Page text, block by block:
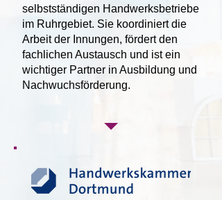
selbstständigen Handwerksbetriebe
im Ruhrgebiet. Sie koordiniert die
Arbeit der Innungen, fördert den
fachlichen Austausch und ist ein
wichtiger Partner in Ausbildung und
Nachwuchsförderung.